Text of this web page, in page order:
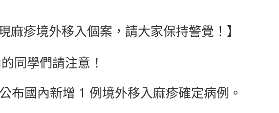
麻疹境外移入個案，請大家保持警覺！】
同學們請注意！
布國內新增 1 例境外移入麻疹確定病例。